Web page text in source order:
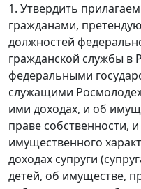
1. Утвердить
гражданами,
должностей
гражданской службы в
федеральными
служащими
ими доходах, и об
праве собственности,
имущественного
доходах супруги
детей, об имуществе,